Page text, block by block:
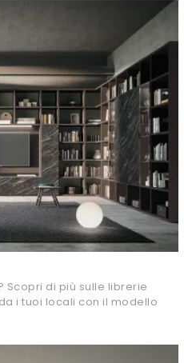
Scopri di più sulle librerie
i tuoi locali con il modello